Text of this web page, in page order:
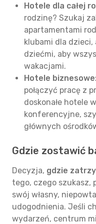
Hotele dla całej
rodzinę? Szukaj
apartamentami
klubami dla dzieci,
dziećmi, aby
wakacjami.
Hotele biznesowe:
połączyć pracę z
doskonałe hotele
konferencyjne,
głównych
Gdzie zostawić
Decyzja, gdzie
tego, czego szukasz,
swój własny,
udogodnienia. Jeśli
wydarzeń, centrum